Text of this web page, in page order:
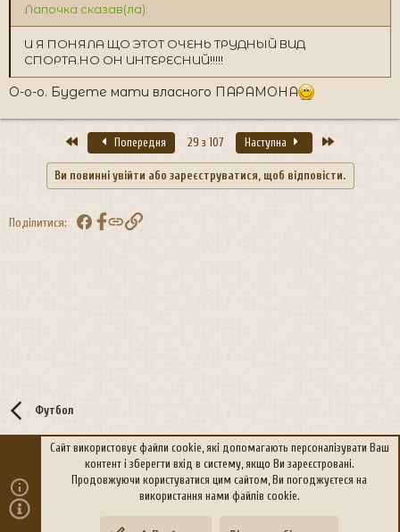
Лапочка сказав(ла):
И Я ПОНЯЛА ЩО ЭТОТ ОЧЕНЬ ТРУДНЫЙ ВИД
СПОРТА.НО ОН ИНТЕРЕСНИЙ!!!!!
О-о-о. Будете мати власного ПАРАМОНА
Перший Попередня 29 з 107 Наступна
Ви повинні увійти або зареєструватися, щоб відповісти.
Поділитися: FacebookПосилання
Футбол
Політика конфіденційності Дoпoмoга
Community platform by XenForo
Сайт використовує файли cookie, які допомагають персоналізувати Ваш
контент і зберегти вхід в систему, якщо Ви зареєстровані.
Продовжуючи користуватися цим сайтом, Ви погоджуєтеся на
використання нами файлів cookie.